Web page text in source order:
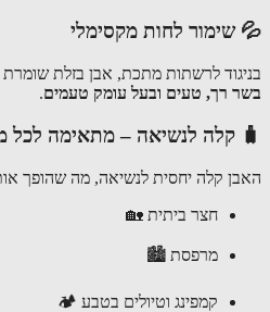
💦 שימור לחות מקסימלי
בניגוד לרשתות מתכת, אבן בזלת
בשר רך, טעים ובעל עומק טעמים.
🧳 קלה לנשיאה – מתאימה לכל
האבן קלה יחסית לנשיאה, מה שהופך
חצר ביתית 🏡
מרפסת 🏙
קמפינג וטיולים בטבע 🏕